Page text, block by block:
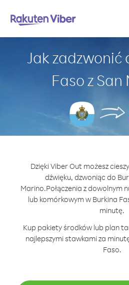
Jak zadzwonić
Faso z
Dzięki Viber Out możesz
dźwięku, dzwoniąc do
Marino.Połączenia z dowolnym
lub komórkowym w Burkina
minutę.
Kup pakiety środków lub plan
najlepszymi stawkami za
Faso.